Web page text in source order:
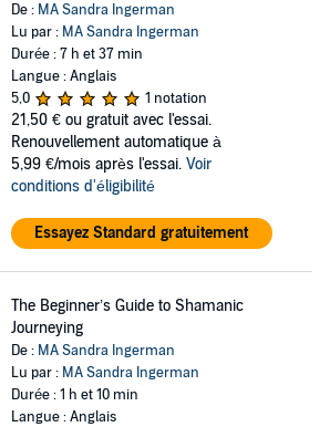
De : MA Sandra Ingerman
Lu par : MA Sandra Ingerman
Durée : 7 h et 37 min
Langue : Anglais
5,0
1 notation
21,50 € ou gratuit avec l'essai.
Renouvellement automatique à
5,99 €/mois après l'essai. Voir
conditions d'éligibilité
Essayez Standard gratuitement
The Beginner’s Guide to Shamanic
Journeying
De : MA Sandra Ingerman
Lu par : MA Sandra Ingerman
Durée : 1 h et 10 min
Langue : Anglais